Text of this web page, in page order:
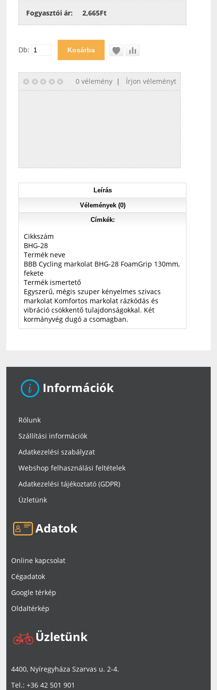
Fogyasztói ár: 2,665Ft
Db:
0 vélemény| Írjon véleményt
Leírás
Vélemények (0)
Címkék:
Cikkszám
BHG-28
Termék neve
BBB Cycling markolat BHG-28 FoamGrip 130mm,
fekete
Termék ismertető
Egyszerű, mégis szuper kényelmes szivacs
markolat Komfortos markolat rázkódás és
vibráció csökkentő tulajdonságokkal. Két
kormányvég dugó a csomagban.
Információk
Rólunk
Szállítási információk
Adatkezelési szabályzat
Webshop felhasználási feltételek
Adatkezelési tájékoztató (GDPR)
Üzletünk
Adatok
Online kapcsolat
Cégadatok
Google térkép
Oldaltérkép
Üzletünk
4400, Nyíregyháza Szarvas u. 2-4.
Tel.: +36 42 501 901